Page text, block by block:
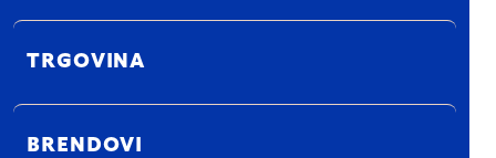
TRGOVINA
BRENDOVI